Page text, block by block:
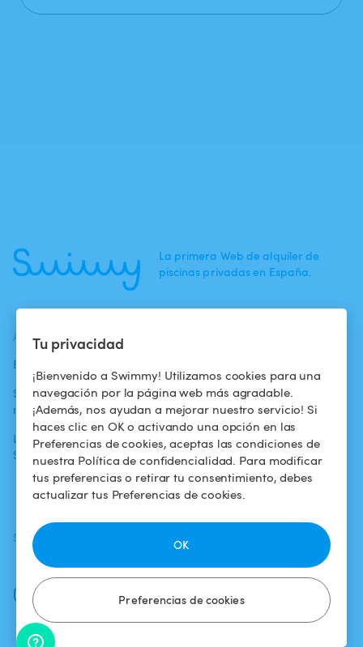
Tu privacidad
¡Bienvenido a Swimmy! Utilizamos cookies para una
navegación por la página web más agradable.
¡Además, nos ayudan a mejorar nuestro servicio! Si
haces clic en OK o activando una opción en las
Preferencias de cookies, aceptas las condiciones de
nuestra Política de confidencialidad. Para modificar
tus preferencias o retirar tu consentimiento, debes
actualizar tus Preferencias de cookies.
Preferencias de cookies
OK
La primera Web de alquiler de
piscinas privadas en España.
ACTUALIDADES
Blog
Swimmy en los
medios
La aventura
Swimmy
Para los
propietarios
Alquilar mi
piscina
¿Cómo funciona?
Condiciones de
uso
Política de
confidencialidad
Aviso legal
SÍGUENOS
Facebook
Instagram